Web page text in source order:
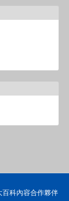
科內容合作夥伴